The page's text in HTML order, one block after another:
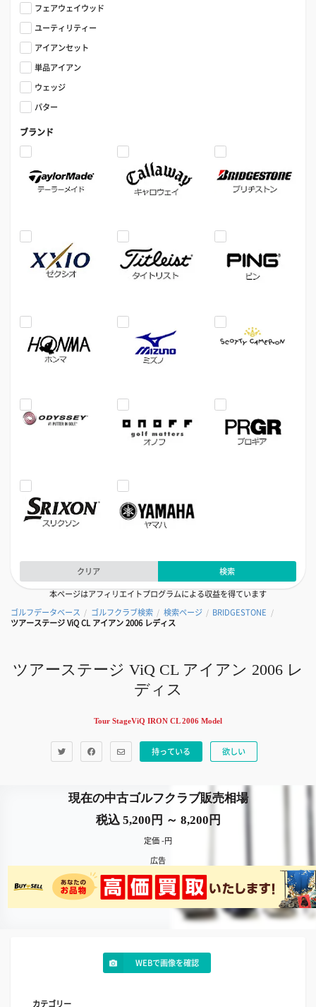
フェアウェイウッド
ユーティリティー
アイアンセット
単品アイアン
ウェッジ
パター
ブランド
クリア
検索
本ページはアフィリエイトプログラムによる収益を得ています
ゴルフデータベース / ゴルフクラブ検索 / 検索ページ / BRIDGESTONE /
ツアーステージ ViQ CL アイアン 2006 レディス
ツアーステージ ViQ CL アイアン 2006 レ
ディス
Tour StageViQ IRON CL 2006 Model
持っている 欲しい
現在の中古ゴルフクラブ販売相場
税込 5,200円 ～ 8,200円
定価 -円
広告
WEBで画像を確認
カテゴリー